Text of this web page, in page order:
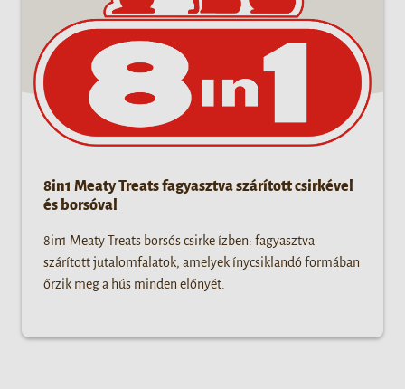
8in1 Meaty Treats fagyasztva szárított csirkével
és borsóval
8in1 Meaty Treats borsós csirke ízben: fagyasztva
szárított jutalomfalatok, amelyek ínycsiklandó formában
őrzik meg a hús minden előnyét.